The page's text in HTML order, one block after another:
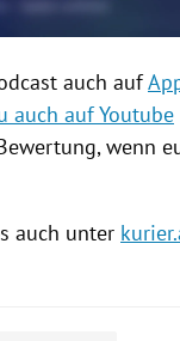
auch auf
auch auf Youtube
wenn
auch unter